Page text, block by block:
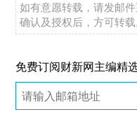
如有意愿转载，请发邮
确认及授权后，方可转载
免费订阅财新网主编精